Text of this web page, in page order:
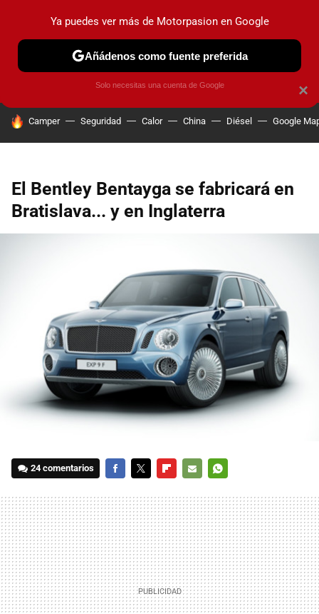
PRUEBAS COCHES ELÉCTRICOS OBSERVATORIO
HOY SE HABLA DE
Camper Seguridad Calor China Diésel Google
El Bentley Bentayga se fabricará en
Bratislava... y en Inglaterra
24 comentarios
MAIL
×
Ya puedes ver más de Motorpasion en Google
Añádenos como fuente preferida
Solo necesitas una cuenta de Google